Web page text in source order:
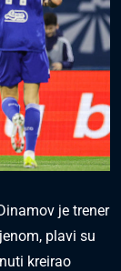
je trener
plavi su
kreirao